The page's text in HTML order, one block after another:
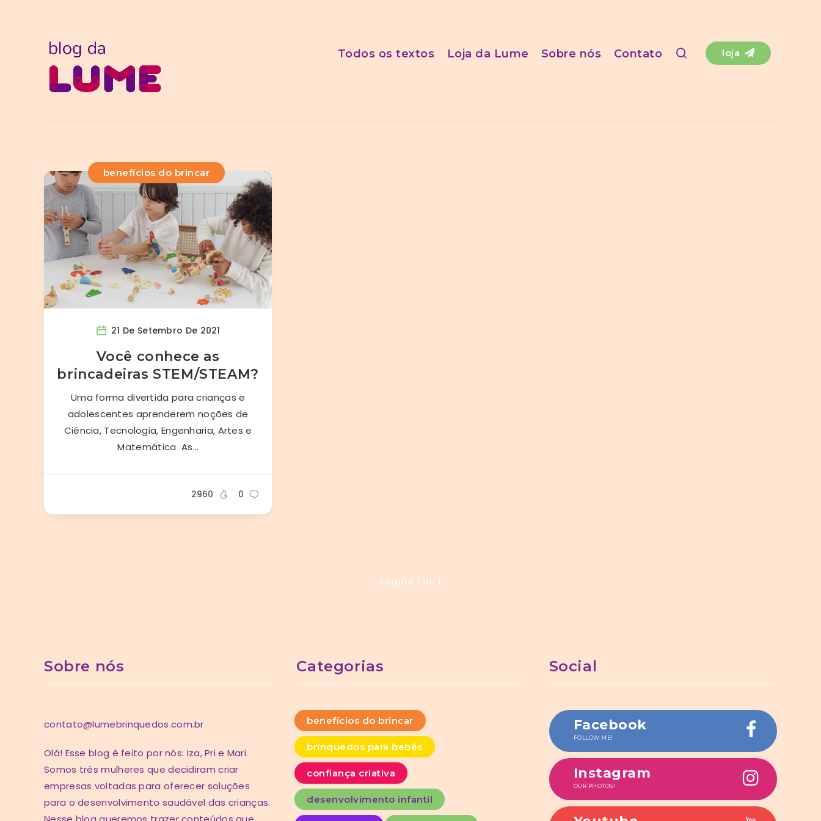
Todos os textos Loja da Lume Sobre nós Contato loja
benefícios do brincar
21 De Setembro De 2021
Você conhece as
brincadeiras STEM/STEAM?
Uma forma divertida para crianças e
adolescentes aprenderem noções de
Ciência, Tecnologia, Engenharia, Artes e
Matemática As…
0
2960
Página 1 de 1
Sobre nós
contato@lumebrinquedos.com.br
Olá! Esse blog é feito por nós: Iza, Pri e Mari.
Somos três mulheres que decidiram criar
empresas voltadas para oferecer soluções
para o desenvolvimento saudável das crianças.
Categorias
benefícios do brincar
brinquedos para bebês
confiança criativa
desenvolvimento infantil
Social
Facebook
FOLLOW ME!
Instagram
OUR PHOTOS!